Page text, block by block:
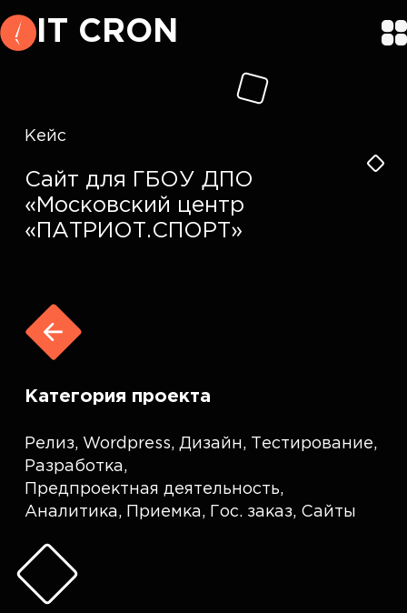
IT CRON
Кейс
Сайт для ГБОУ ДПО
«Московский центр
«ПАТРИОТ.СПОРТ»
Категория проекта
Релиз, Wordpress, Дизайн, Тестирование,
Разработка,
Предпроектная деятельность,
Аналитика, Приемка, Гос. заказ, Сайты